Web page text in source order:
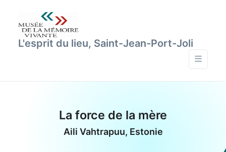
L'esprit du lieu, Saint-Jean-Port-Joli
La force de la mère
Aili Vahtrapuu, Estonie